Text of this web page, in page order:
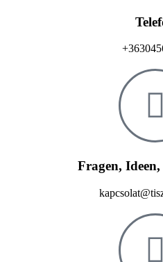
Fragen,